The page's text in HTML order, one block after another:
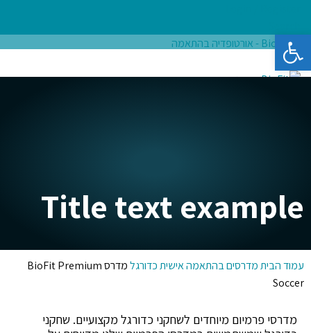
Title text example
עמוד הביתמדרסים בהתאמה אישיתכדורגל
מדרס BioFit Premium
Soccer
מדרסי פרמיום מיוחדים לשחקני כדורגל מקצועיים. שחקני
פתח סרגל נגישות